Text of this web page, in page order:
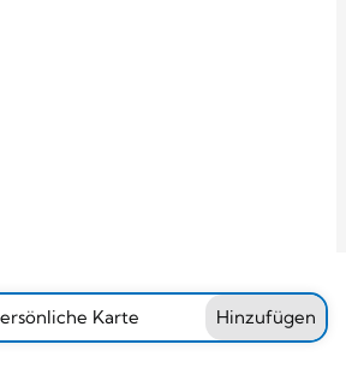
Karte Hinzufügen